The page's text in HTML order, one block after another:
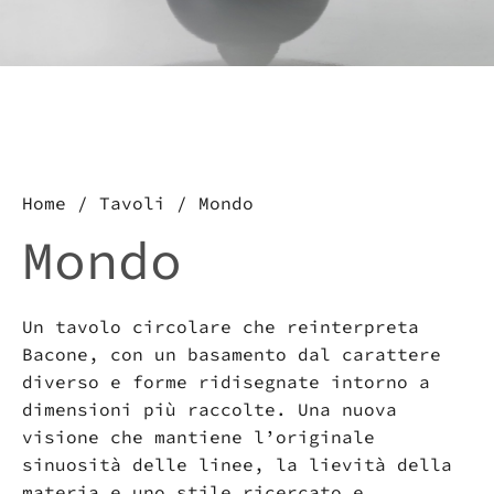
Home / Tavoli / Mondo
Mondo
Un tavolo circolare che reinterpreta
Bacone, con un basamento dal carattere
diverso e forme ridisegnate intorno a
dimensioni più raccolte. Una nuova
visione che mantiene l’originale
sinuosità delle linee, la lievità della
Vuoi sapere di più su questo